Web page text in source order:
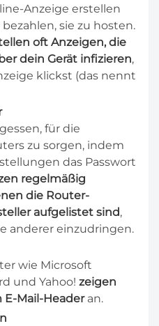
Anzeige erstellen
sie zu hosten.
oft Anzeigen, die
dein Gerät infizieren,
klickst (das nennt
für die
zu sorgen, indem
das Passwort
regelmäßig
die Router-
aufgelistet sind,
anderer einzudringen.
wie Microsoft
und Yahoo! zeigen
E-Mail-Headeran.